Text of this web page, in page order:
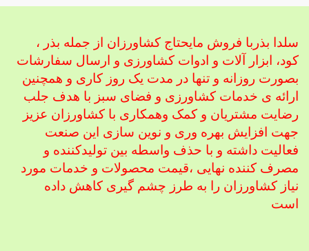
سلدا بذربا فروش مایحتاج کشاورزان از جمله بذر ،
کود، ابزار آلات و ادوات کشاورزی و ارسال سفارشات
بصورت روزانه و تنها در مدت یک روز کاری و همچنین
ارائه ی خدمات کشاورزی و فضای سبز با هدف جلب
رضایت مشتریان و کمک وهمکاری با کشاورزان عزیز
جهت افزایش بهره وری و نوین سازی این صنعت
فعالیت داشته و با حذف واسطه بین تولیدکننده و
مصرف کننده نهایی ،قیمت محصولات و خدمات مورد
نیاز کشاورزان را به طرز چشم گیری کاهش داده
است